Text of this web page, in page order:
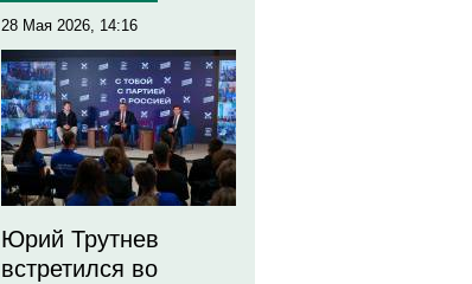
28 Мая 2026, 14:16
Юрий Трутнев
встретился во